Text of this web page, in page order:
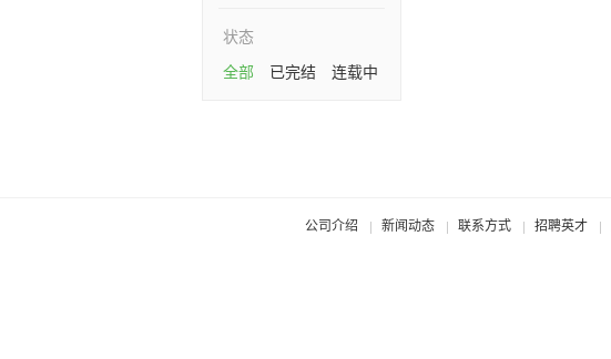
状态
全部
已完结 连载中
公司介绍 新闻动态 联系方式 招聘英才